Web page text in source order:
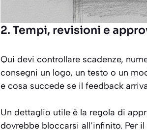
2. Tempi, revisioni e
Qui devi controllare scadenze,
consegni un logo, un testo o un
e cosa succede se il feedback
Un dettaglio utile è la regola di
dovrebbe bloccarsi all’infinito. Per il